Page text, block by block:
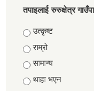
तपाइलाई रुरुक्षेत्र
Choices
उत्कृष्ट
राम्रो
सामान्य
थाहा भएन